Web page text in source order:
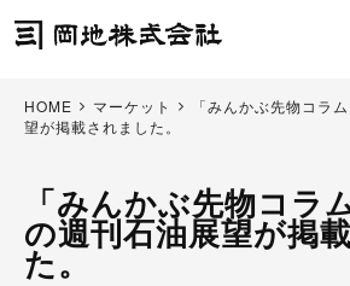
HOME マーケット
「みんかぶ先物コラ
望が掲載されました。
「みんかぶ先物コラ
の週刊石油展望が掲
た。